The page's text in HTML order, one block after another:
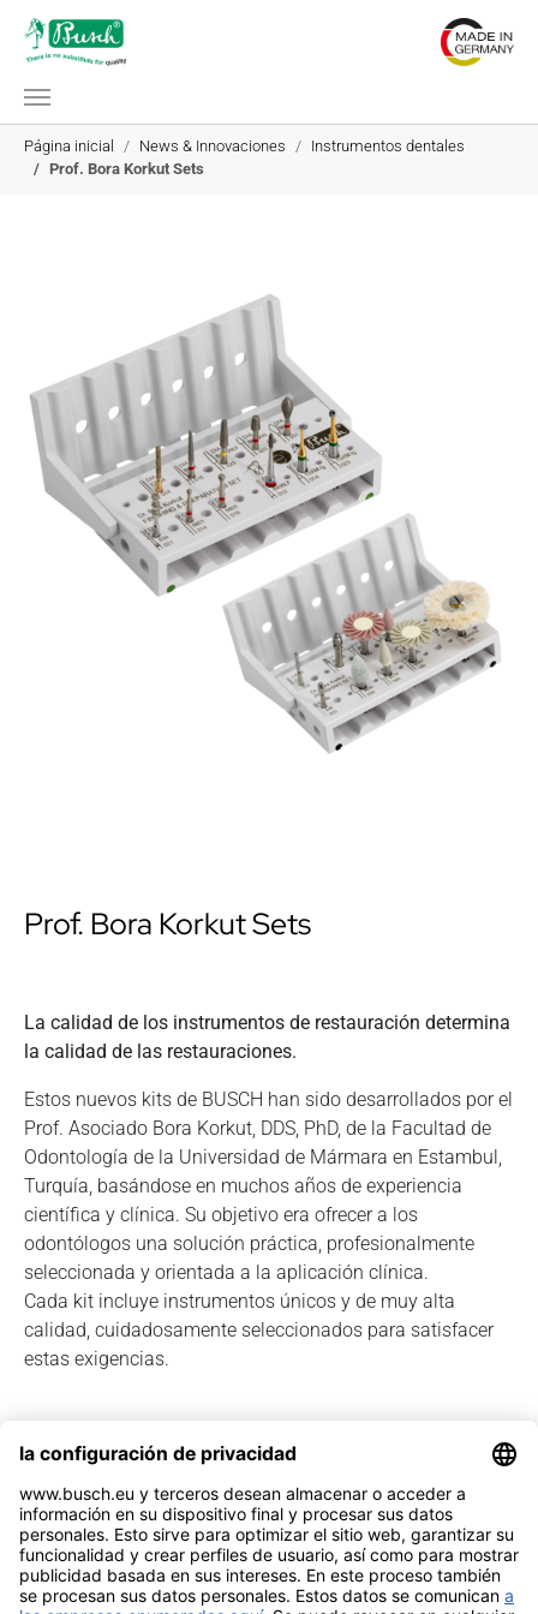
Saltar al contenido principal
Estás aquí:
Página inicial
News & Innovaciones
Instrumentos dentales
Prof. Bora Korkut Sets
Prof. Bora Korkut Sets
La calidad de los instrumentos de restauración determina
la calidad de las restauraciones.
Estos nuevos kits de BUSCH han sido desarrollados por el
Prof. Asociado Bora Korkut, DDS, PhD, de la Facultad de
Odontología de la Universidad de Mármara en Estambul,
Turquía, basándose en muchos años de experiencia
científica y clínica. Su objetivo era ofrecer a los
odontólogos una solución práctica, profesionalmente
seleccionada y orientada a la aplicación clínica.
Cada kit incluye instrumentos únicos y de muy alta
calidad, cuidadosamente seleccionados para satisfacer
estas exigencias.
Ver catálogo speciál